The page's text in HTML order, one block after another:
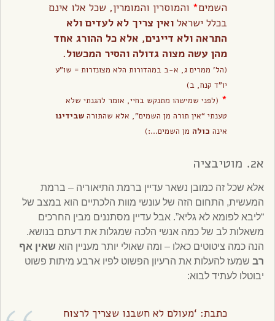
השמים* והמוסרין והמומרין, שכל אלו אינם
בכלל ישראלואין צריך לא לעדים ולא
התראה ולא דיינים, אלא כל ההורג אחד
מהן עשה מצוה גדולה והסיר המכשול.
(הל’ ממרים ג, א-ב במהדורות הלא מצונזרות = שו”ע
יו”ד קנח, ב)
* (לפני שמישהו מתנקש בחיי, אומר להגנתי שלא
טענתי “אין תורה מן השמים”, אלא שהתורהשבידינו
אינה כולה מן השמים…:)
א2. מוטיבציה
אלא שכל זה כמובן נשאר עדיין ברמת התיאוריה – ברמת
המעשית, התחום הזה של עונשי מוות הלכתיים הוא במצב של
“ליבא לפומא לא גליא”. אבל עדיין מסתננים מבין החרכים
משאלות לב של כמה אנשי הלכה שמגלות את דעתם בנושא.
הנה כמה ציטוטים כאלו – ומה שאולי יותר מעניין הואשאין אף
רב שמעז להעלות את הרעיון הפשוט לפיו ארבע מיתות פשוט
יבוטלו לעתיד לבוא:
כתבת: ‘מעולם לא חשבנו שצריך לרצוח